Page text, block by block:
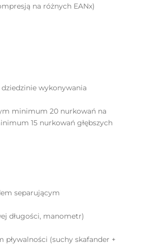
na różnych EANx)
dziedzinie wykonywania
minimum 20 nurkowań na
15 nurkowań głębszych
separującym
długości, manometr)
pływalności (suchy skafander +